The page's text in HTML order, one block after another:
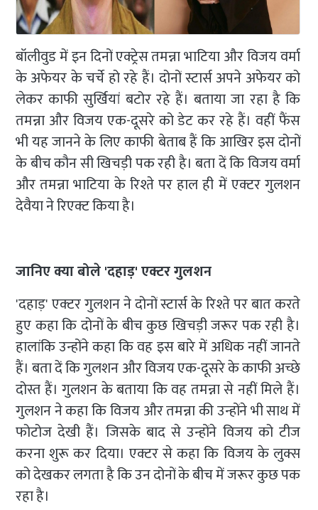
बॉलीवुड में इन दिनों एक्ट्रेस तमन्ना भाटिया और विजय वर्मा
के अफेयर के चर्चे हो रहे हैं। दोनों स्टार्स अपने अफेयर को
लेकर काफी सुर्खियां बटोर रहे हैं। बताया जा रहा है कि
तमन्ना और विजय एक-दूसरे को डेट कर रहे हैं। वहीं फैंस
भी यह जानने के लिए काफी बेताब हैं कि आखिर इस दोनों
के बीच कौन सी खिचड़ी पक रही है। बता दें कि विजय वर्मा
और तमन्ना भाटिया के रिश्ते पर हाल ही में एक्टर गुलशन
देवैया ने रिएक्ट किया है।
जानिए क्या बोले 'दहाड़' एक्टर गुलशन
'दहाड़' एक्टर गुलशन ने दोनों स्टार्स के रिश्ते पर बात करते
हुए कहा कि दोनों के बीच कुछ खिचड़ी जरूर पक रही है।
हालांकि उन्होंने कहा कि वह इस बारे में अधिक नहीं जानते
हैं। बता दें कि गुलशन और विजय एक-दूसरे के काफी अच्छे
दोस्त हैं। गुलशन के बताया कि वह तमन्ना से नहीं मिले हैं।
गुलशन ने कहा कि विजय और तमन्ना की उन्होंने भी साथ में
फोटोज देखी हैं। जिसके बाद से उन्होंने विजय को टीज
करना शुरू कर दिया। एक्टर से कहा कि विजय के लुक्स
को देखकर लगता है कि उन दोनों के बीच में जरूर कुछ पक
रहा है।